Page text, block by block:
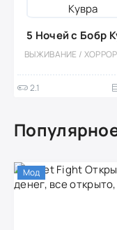
5 Ночей с Бобр
2.1
Мод